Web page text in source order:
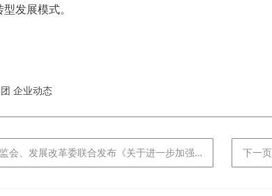
发展模式。
企业动态
展改革委联合发布《关于进一步加强债券市场执法工作的意见》 下一页